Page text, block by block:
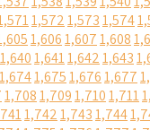
1,5721,5731,574
1,6061,6071,608
1,6401,6411,6421,643
1,6741,6751,6761,677
1,7081,7091,7101,711
1,7421,7431,744